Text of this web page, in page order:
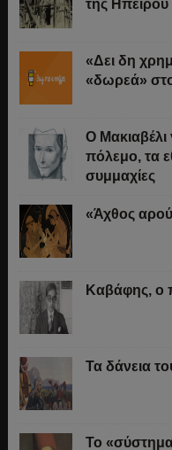
της Ηπείρου
«Δει δη
«δωρεά»
O
πόλεμο, τα
συμμαχίες
«Άχθος
Καβάφης, ο
Τα δάνεια
Το